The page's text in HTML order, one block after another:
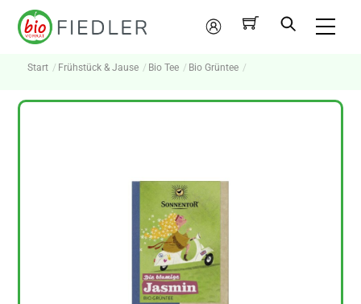
Skip
Mein
Konto
Start Frühstück & Jause Bio Tee Bio Grüntee